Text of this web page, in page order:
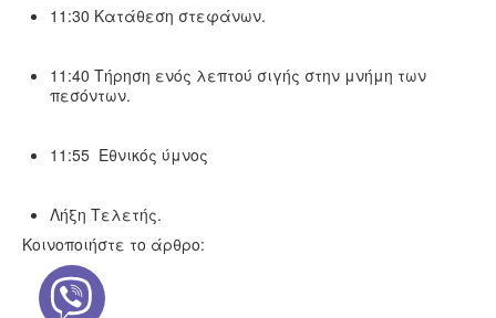
11:30 Κατάθεση στεφάνων.
11:40 Τήρηση ενός λεπτού σιγής στην μνήμη των
πεσόντων.
11:55 Εθνικός ύμνος
Λήξη Τελετής.
Κοινοποιήστε το άρθρο: